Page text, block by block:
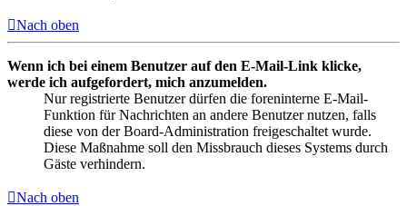
Nach oben
Wenn ich bei einem Benutzer auf den E-Mail-Link klicke,
werde ich aufgefordert, mich anzumelden.
Nur registrierte Benutzer dürfen die foreninterne E-Mail-
Funktion für Nachrichten an andere Benutzer nutzen, falls
diese von der Board-Administration freigeschaltet wurde.
Diese Maßnahme soll den Missbrauch dieses Systems durch
Gäste verhindern.
Nach oben